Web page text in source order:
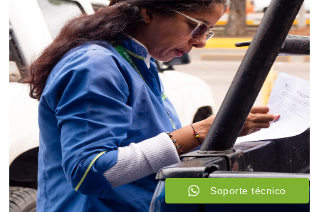
Soporte técnico